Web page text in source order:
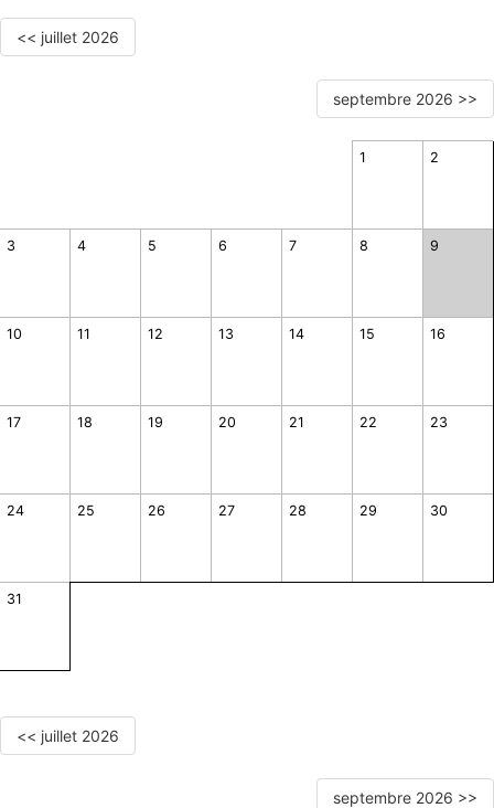
<< juillet 2026
septembre 2026 >>
1 2
3 4 5 6 7 8 9
10 11 12 13 14 15 16
17 18 19 20 21 22 23
24 25 26 27 28 29 30
31
<< juillet 2026
septembre 2026 >>